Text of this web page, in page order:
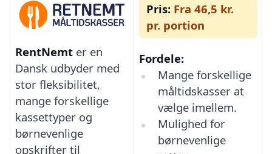
RentNemt er en
Dansk udbyder med
stor fleksibilitet,
mange forskellige
kassettyper og
børnevenlige
opskrifter til
Pris: Fra 46,5 kr.
pr. portion
Fordele:
Mange forskellige
måltidskasser at
vælge imellem.
Mulighed for
børnevenlige